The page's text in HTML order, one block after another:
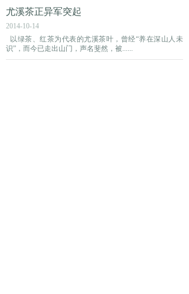
尤溪茶正异军突起
2014-10-14
以绿茶、红茶为代表的尤溪茶叶，曾经“养在深山人未
识”，而今已走出山门，声名斐然，被......